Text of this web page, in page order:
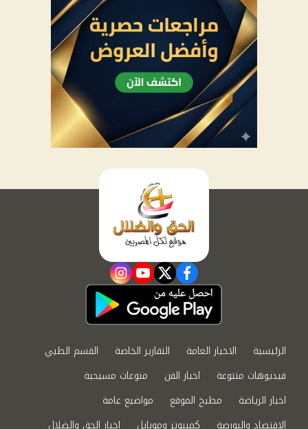
facebook
twitter
youtube
instagram
الرئيسية الاخبار العامة التقارير الخاصة
القسم الطبي
فيديوهات متنوعة
اخبار الفن
منوعات مسيحية
اخبار الرياضة
مطبخ الموقع
مواضيع عامة
الاقتصاد والبورصة
كمبيوتر وموبايل اخبار الحق والضلال